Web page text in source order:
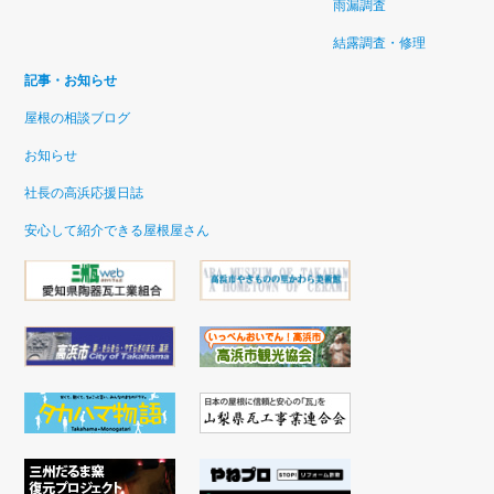
雨漏調査
結露調査・修理
記事・お知らせ
屋根の相談ブログ
お知らせ
社長の高浜応援日誌
安心して紹介できる屋根屋さん